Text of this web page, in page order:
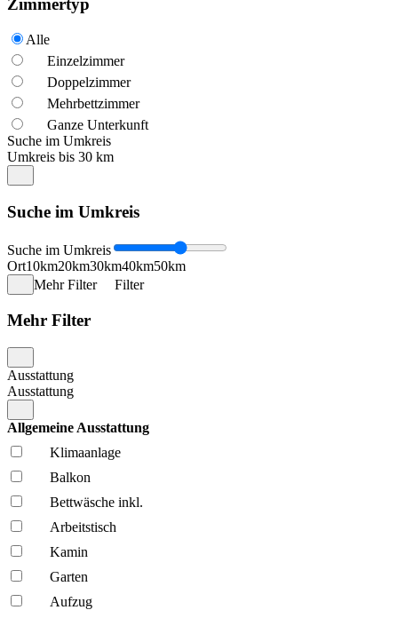
Alle
Einzelzimmer
Doppelzimmer
Mehrbettzimmer
Ganze Unterkunft
Suche im Umkreis
Umkreis bis 30 km
Suche im Umkreis
Suche im Umkreis
Ort10km20km30km40km50km
Mehr Filter
Filter
Mehr Filter
Ausstattung
Ausstattung
Allgemeine Ausstattung
Klima­anlage
Balkon
Bettwäsche inkl.
Arbeitstisch
Kamin
Garten
Aufzug